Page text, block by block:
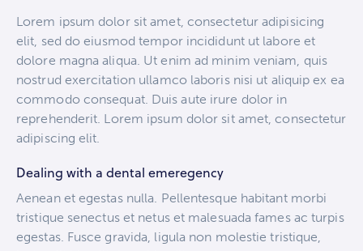
Lorem ipsum dolor sit amet, consectetur adipisicing
elit, sed do eiusmod tempor incididunt ut labore et
dolore magna aliqua. Ut enim ad minim veniam, quis
nostrud exercitation ullamco laboris nisi ut aliquip ex ea
commodo consequat. Duis aute irure dolor in
reprehenderit. Lorem ipsum dolor sit amet, consectetur
adipiscing elit.
Dealing with a dental emeregency
Aenean et egestas nulla. Pellentesque habitant morbi
tristique senectus et netus et malesuada fames ac turpis
egestas. Fusce gravida, ligula non molestie tristique,